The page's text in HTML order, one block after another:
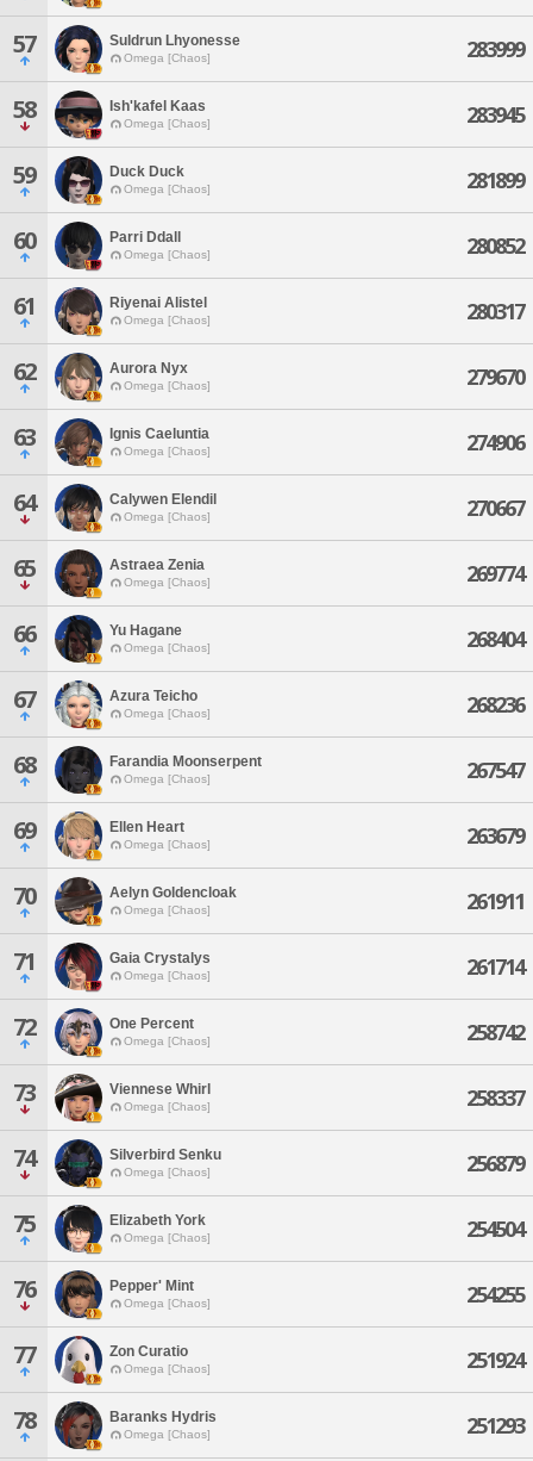
57 Suldrun Lhyonesse
Omega [Chaos] 283999
58 Ish'kafel Kaas
Omega [Chaos] 283945
59 Duck Duck
Omega [Chaos] 281899
60 Parri Ddall
Omega [Chaos] 280852
61 Riyenai Alistel
Omega [Chaos] 280317
62 Aurora Nyx
Omega [Chaos] 279670
63 Ignis Caeluntia
Omega [Chaos] 274906
64 Calywen Elendil
Omega [Chaos] 270667
65 Astraea Zenia
Omega [Chaos] 269774
66 Yu Hagane
Omega [Chaos] 268404
67 Azura Teicho
Omega [Chaos] 268236
68 Farandia Moonserpent
Omega [Chaos] 267547
69 Ellen Heart
Omega [Chaos] 263679
70 Aelyn Goldencloak
Omega [Chaos] 261911
71 Gaia Crystalys
Omega [Chaos] 261714
72 One Percent
Omega [Chaos] 258742
73 Viennese Whirl
Omega [Chaos] 258337
74 Silverbird Senku
Omega [Chaos] 256879
75 Elizabeth York
Omega [Chaos] 254504
76 Pepper' Mint
Omega [Chaos] 254255
77 Zon Curatio
Omega [Chaos] 251924
78 Baranks Hydris
Omega [Chaos] 251293